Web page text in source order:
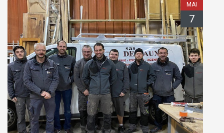
MAI
7